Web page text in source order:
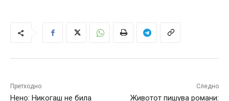
Претходно
Нено: Никогаш не била
Следно
Животот пишува романи: